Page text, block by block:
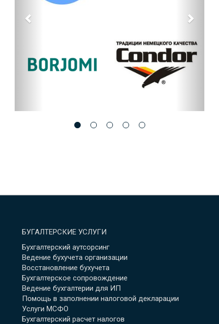
БУГАЛТЕРСКИЕ УСЛУГИ
Бухгалтерский аутсорсинг
Ведение бухучета организации
Восстановление бухучета
Бухгалтерское сопровождение
Ведение бухгалтерии для ИП
Помощь в заполнении налоговой декларации
Услуги МСФО
Бухгалтерский расчет налогов